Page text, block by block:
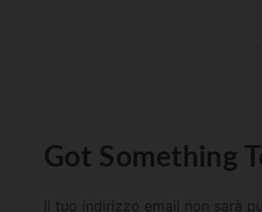
Got Something
Il tuo indirizzo email non sarà